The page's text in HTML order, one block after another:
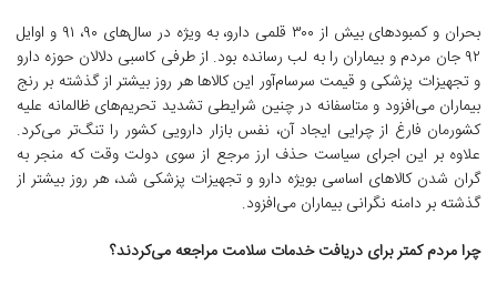
بحران و کمبودهای بیش از ۳۰۰ قلمی دارو، به ویژه در سال‌های ۹۰، ۹۱ و اوایل
۹۲ جان مردم و بیماران را به لب رسانده بود. از طرفی کاسبی دلالان حوزه دارو
و تجهیزات پزشکی و قیمت سرسام‌آور این کالاها هر روز بیشتر از گذشته بر رنج
بیماران می‌افزود و متاسفانه در چنین شرایطی تشدید تحریم‌های ظالمانه علیه
کشورمان فارغ از چرایی ایجاد آن، نفس بازار دارویی کشور را تنگ‌تر می‌کرد.
علاوه بر این اجرای سیاست حذف ارز مرجع از سوی دولت وقت که منجر به
گران شدن کالاهای اساسی بویژه دارو و تجهیزات پزشکی شد، هر روز بیشتر از
گذشته بر دامنه نگرانی بیماران می‌افزود.
چرامردم کمتر برای دریافت خدمات سلامت مراجعه می‌کردند؟